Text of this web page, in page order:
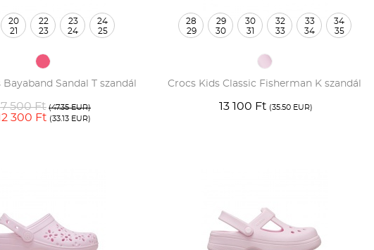
Sandal T szandál
500 Ft (47.35 EUR)
300 Ft (33.13 EUR)
20
21
22
23
23
24
24
25
Crocs Kids Classic Fisherman K szandál
13 100 Ft (35.50 EUR)
28
29
29
30
30
31
32
33
33
34
34
35